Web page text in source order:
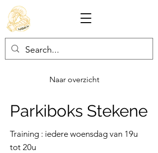
Naar overzicht
Parkiboks Stekene
Training : iedere woensdag van 19u
tot 20u